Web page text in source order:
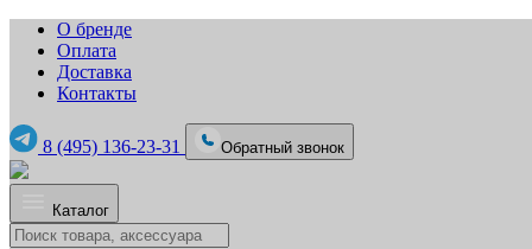
О бренде
Оплата
Доставка
Контакты
8 (495) 136-23-31 Обратный звонок
Каталог